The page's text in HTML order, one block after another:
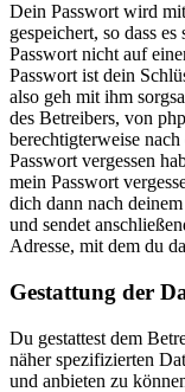
Dein Passwort wird
gespeichert, so dass
Passwort nicht auf
Passwort ist dein
also geh mit ihm
des Betreibers, von
berechtigterweise
Passwort vergessen
mein Passwort
dich dann nach
und sendet
Adresse, mit dem du
Gestattung der
Du gestattest dem
näher spezifizierten
und anbieten zu